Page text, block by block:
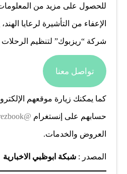
للحصول على مزيد من
الإعفاء من التأشيرة لرعايا
شركة “ريزبوك” لتنظيم الرحلات
تواصل معنا
كما يمكنك زيارة موقعهم
حسابهم على إنستغرام @rezbook
العروض والخدمات.
المصدر : شبكة ابوظبي الاخبارية